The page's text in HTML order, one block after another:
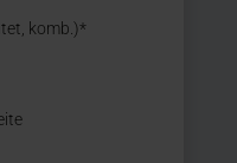
komb.)*